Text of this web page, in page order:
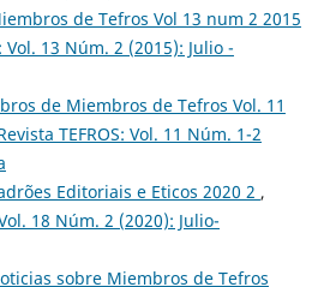
de Tefros Vol 13 num 2 2015
Vol. 13 Núm. 2 (2015): Julio -
de Miembros de Tefros Vol. 11
TEFROS: Vol. 11 Núm. 1-2
Editoriais e Eticos 2020 2 ,
18 Núm. 2 (2020): Julio-
sobre Miembros de Tefros